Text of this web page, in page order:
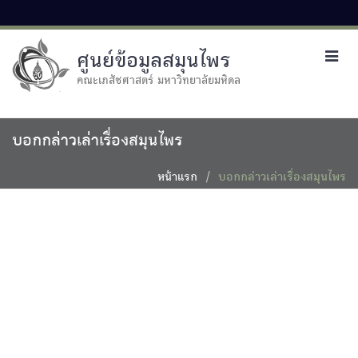
ศูนย์ข้อมูลสมุนไพร
คณะเภสัชศาสตร์ มหาวิทยาลัยมหิดล
บอกกล่าวเล่าเรื่องสมุนไพร
หน้าแรก บอกกล่าวเล่าเรื่องสมุนไพร